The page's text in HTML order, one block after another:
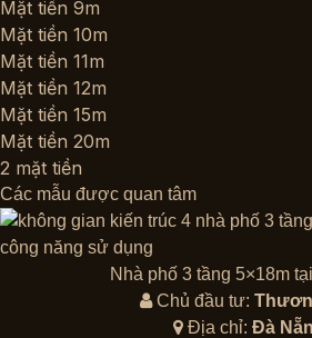
Mặt tiền 9m
Mặt tiền 10m
Mặt tiền 11m
Mặt tiền 12m
Mặt tiền 15m
Mặt tiền 20m
2 mặt tiền
Các mẫu được quan tâm
Nhà phố 3 tầng 5×18m
Chủ đầu tư:
Địa chỉ: Đà